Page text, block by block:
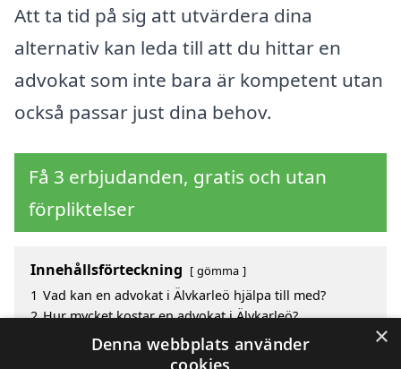
Att ta tid på sig att utvärdera dina
alternativ kan leda till att du hittar en
advokat som inte bara är kompetent utan
också passar just dina behov.
Få 3 erbjudanden, gratis och utan
förpliktelser
Innehållsförteckning gömma
1 Vad kan en advokat i Älvkarleö hjälpa till med?
2 Hur mycket kostar en advokat i Älvkarleö?
Fördelar med att välja advokat i Älvkarleö
Sök efter en skicklig advokat i de omgivande
×
Denna webbplats använder
cookies